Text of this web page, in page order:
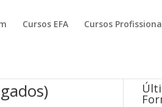
Cursos EFA Cursos